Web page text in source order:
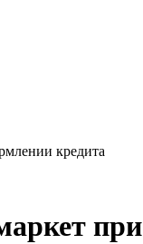
кредита